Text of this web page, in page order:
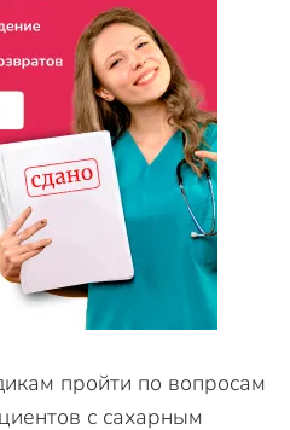
пройти по вопросам
с сахарным